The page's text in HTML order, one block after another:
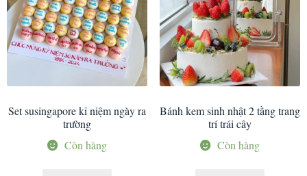
Set susingapore kỉ niệm ngày ra
trường
Còn hàng
Bánh kem sinh nhật 2 tầng trang
trí trái cây
Còn hàng